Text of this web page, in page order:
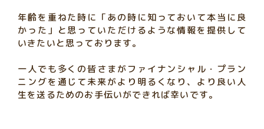
年齢を重ねた時に「あの時に知っておいて本当に良
かった」と思っていただけるような情報を提供して
いきたいと思っております。
一人でも多くの皆さまがファイナンシャル・プラン
ニングを通じて未来がより明るくなり、より良い人
生を送るためのお手伝いができれば幸いです。